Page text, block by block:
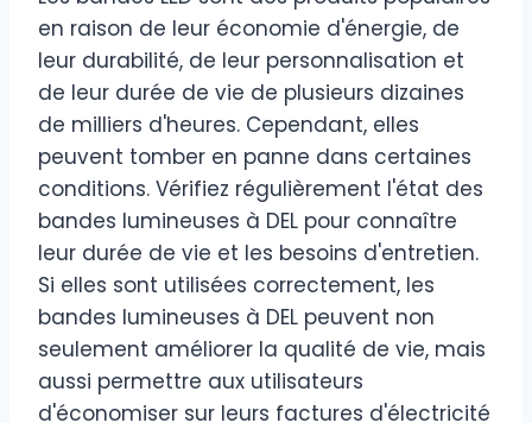
en raison de leur économie d'énergie, de
leur durabilité, de leur personnalisation et
de leur durée de vie de plusieurs dizaines
de milliers d'heures. Cependant, elles
peuvent tomber en panne dans certaines
conditions. Vérifiez régulièrement l'état des
bandes lumineuses à DEL pour connaître
leur durée de vie et les besoins d'entretien.
Si elles sont utilisées correctement, les
bandes lumineuses à DEL peuvent non
seulement améliorer la qualité de vie, mais
aussi permettre aux utilisateurs
d'économiser sur leurs factures d'électricité